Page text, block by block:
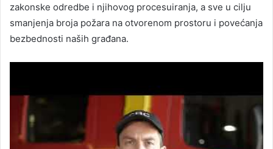
zakonske odredbe i njihovog procesuiranja, a sve u cilju
smanjenja broja požara na otvorenom prostoru i povećanja
bezbednosti naših građana.